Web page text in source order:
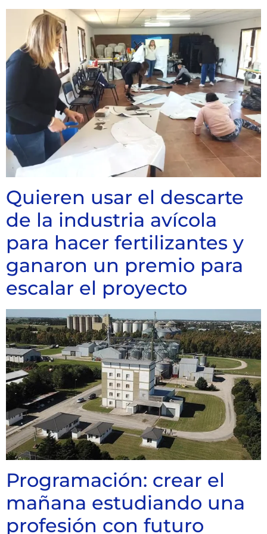
Quieren usar el descarte
de la industria avícola
para hacer fertilizantes y
ganaron un premio para
escalar el proyecto
Programación: crear el
mañana estudiando una
profesión con futuro